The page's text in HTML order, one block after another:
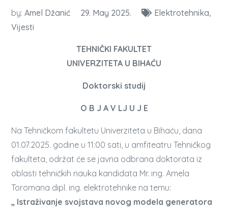
by:Amel Džanić 29. May 2025.
Elektrotehnika
Vijesti
TEHNIČKI FAKULTET
UNIVERZITETA U BIHAĆU
Doktorski studij
O B J A V LJ U J E
Na Tehničkom fakultetu Univerziteta u Bihaću, dana
01.07.2025. godine u 11:00 sati, u amfiteatru Tehničkog
fakulteta, održat će se javna odbrana doktorata iz
oblasti tehničkih nauka kandidata Mr. ing. Amela
Toromana dipl. ing. elektrotehnike na temu:
„ Istraživanje svojstava novog modela generatora